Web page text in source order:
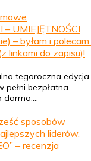
UMIEJĘTNOŚCI
– byłam i polecam.
linkami do zapisu)!
tegoroczna edycja
bezpłatna.
darmo.…
sposobów
liderów.
– recenzja